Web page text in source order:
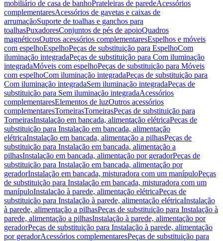
mobiliário de casa de banhoPrateleiras de paredeAcessórios
complementaresAcessórios de gavetas e caixas de
arrumaçãoSuporte de toalhas e ganchos para
toalhasPuxadoresConjuntos de pés de apoioQuadros
magnéticosOutros acessórios complementaresEspelhos e móveis
com espelhoEspelhoPeças de substituição para EspelhoCom
iluminação integradaPeças de substituição para Com iluminação
integradaMóveis com espelhoPeças de substituição para Móveis
com espelhoCom iluminação integradaPeças de substituição para
Com iluminação integradaSem iluminação integradaPeças de
substituição para Sem iluminação integradaAcessórios
complementaresElementos de luzOutros acessórios
complementaresTorneirasTorneirasPeças de substituição para
TorneirasInstalação em bancada, alimentação elétricaPeças de
substituição para Instalação em bancada, alimentação
elétricaInstalação em bancada, alimentação a pilhasPeças de
substituição para Instalação em bancada, alimentação a
pilhasInstalação em bancada, alimentação por geradorPeças de
substituição para Instalação em bancada, alimentação por
geradorInstalação em bancada, misturadora com um manípuloPeças
de substituição para Instalação em bancada, misturadora com um
manípuloInstalação à parede, alimentação elétricaPeças de
substituição para Instalação à parede, alimentação elétricaInstalação
à parede, alimentação a pilhasPeças de substituição para Instalação à
parede, alimentação a pilhasInstalação à parede, alimentação por
geradorPeças de substituição para Instalação à parede, alimentação
por geradorAcessórios complementaresPeças de substituição para